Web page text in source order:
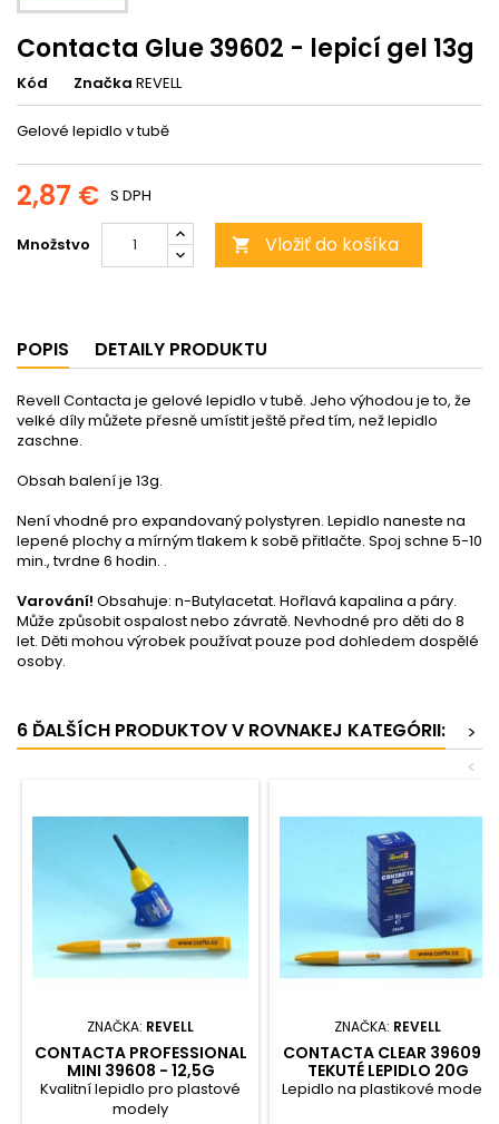
Contacta Glue 39602 - lepicí gel 13g
Kód Značka REVELL
Gelové lepidlo v tubě
2,87 € S DPH
Množstvo  Vložiť do košíka
POPIS DETAILY PRODUKTU
Revell Contacta je gelové lepidlo v tubě. Jeho výhodou je to, že
velké díly můžete přesně umístit ještě před tím, než lepidlo
zaschne.
Obsah balení je 13g.
Není vhodné pro expandovaný polystyren. Lepidlo naneste na
lepené plochy a mírným tlakem k sobě přitlačte. Spoj schne 5-10
min., tvrdne 6 hodin. .
Varování! Obsahuje: n-Butylacetat. Hořlavá kapalina a páry.
Může způsobit ospalost nebo závratě. Nevhodné pro děti do 8
let. Děti mohou výrobek používat pouze pod dohledem dospělé
osoby.
6 ĎALŠÍCH PRODUKTOV V ROVNAKEJ KATEGÓRII:
>
<
ZNAČKA: REVELL
CONTACTA PROFESSIONAL
MINI 39608 - 12,5G
Kvalitní lepidlo pro plastové
modely
ZNAČKA: REVELL
CONTACTA CLEAR 39609 -
TEKUTÉ LEPIDLO 20G
Lepidlo na plastikové modely